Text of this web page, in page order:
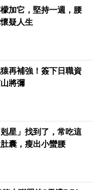
加它，堅持一週，腰
疑人生
再補強！簽下日職資
將彌
星」找到了，常吃這
囊，瘦出小蠻腰